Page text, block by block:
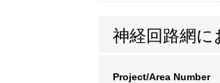
神経回路網
Project/Area Number